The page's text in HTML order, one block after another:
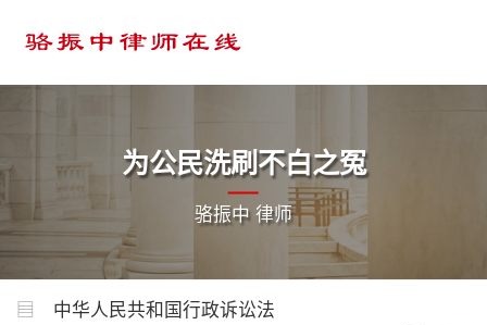
为公民洗刷不白之冤
骆振中 律师
中华人民共和国行政诉讼法